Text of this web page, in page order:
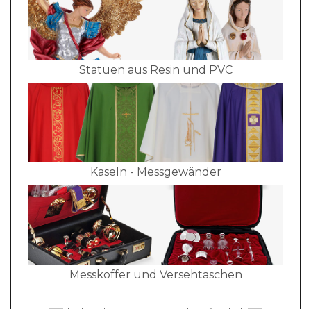
Statuen aus Resin und PVC
Kaseln - Messgewänder
Messkoffer und Versehtaschen